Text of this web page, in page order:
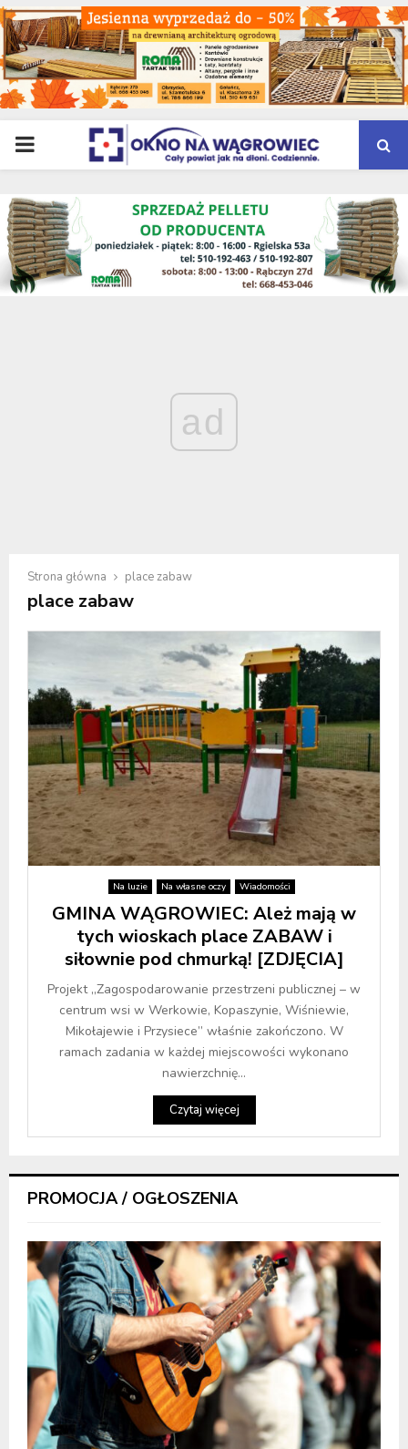
PRIMARY
MENU
ad
Strona główna place zabaw
place zabaw
Na luzie Na własne oczy Wiadomości
GMINA WĄGROWIEC: Ależ mają w
tych wioskach place ZABAW i
siłownie pod chmurką! [ZDJĘCIA]
Projekt ,,Zagospodarowanie przestrzeni publicznej – w
centrum wsi w Werkowie, Kopaszynie, Wiśniewie,
Mikołajewie i Przysiece” właśnie zakończono. W
ramach zadania w każdej miejscowości wykonano
nawierzchnię...
Czytaj więcej
PROMOCJA / OGŁOSZENIA